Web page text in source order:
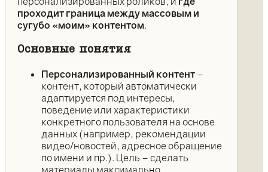
проходит граница между массовым и
сугубо «моим» контентом.
Основные понятия
Персонализированный контент –
контент, который автоматически
адаптируется под интересы,
поведение или характеристики
конкретного пользователя на основе
данных (например, рекомендации
видео/новостей, адресное обращение
по имени и пр.). Цель – сделать
материалы максимально